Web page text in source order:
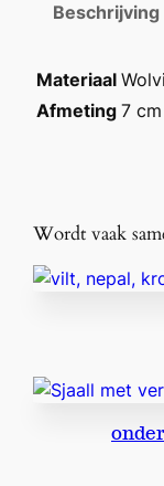
r
s
t
l
e
Beschrijving
Materiaal
Afmeting 7 cm
Wordt vaak